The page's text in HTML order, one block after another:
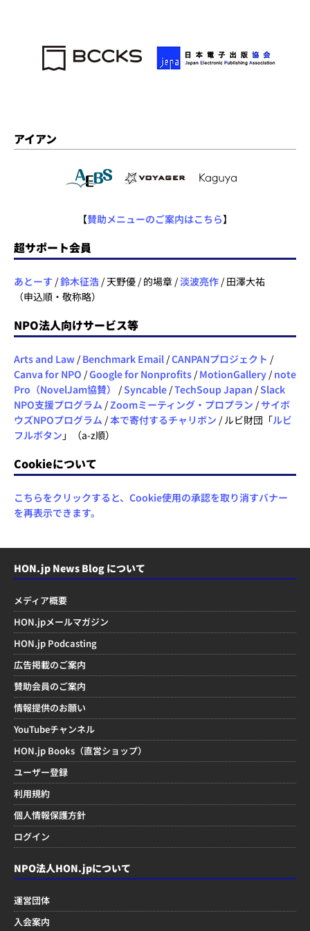
アイアン
【賛助メニューのご案内はこちら】
超サポート会員
あとーす /鈴木征浩 / 天野優 / 的場章 /淡波亮作 / 田澤大祐
（申込順・敬称略）
NPO法人向けサービス等
Arts and Law / Benchmark Email /CANPANプロジェクト /
Canva for NPO /Google for Nonprofits / MotionGallery / note
Pro（NovelJam協賛）
/Syncable /TechSoup Japan /Slack
NPO支援プログラム /Zoomミーティング・プロプラン /サイボ
ウズNPOプログラム /本で寄付するチャリボン / ルビ財団「ルビ
フルボタン 」（a-z順）
Cookieについて
こちらをクリックすると、Cookie使用の承認を取り消すバナー
を再表示できます。
HON.jp News Blog について
メディア概要
HON.jpメールマガジン
HON.jp Podcasting
広告掲載のご案内
賛助会員のご案内
情報提供のお願い
YouTubeチャンネル
HON.jp Books（直営ショップ）
ユーザー登録
利用規約
個人情報保護方針
ログイン
NPO法人HON.jpについて
運営団体
入会案内